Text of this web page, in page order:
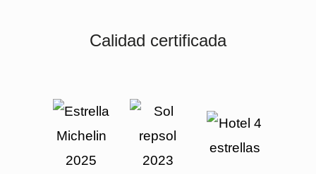
Calidad certificada